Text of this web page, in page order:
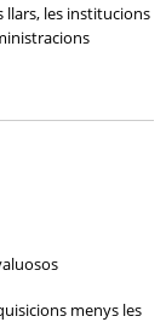
llars, les institucions
menys les